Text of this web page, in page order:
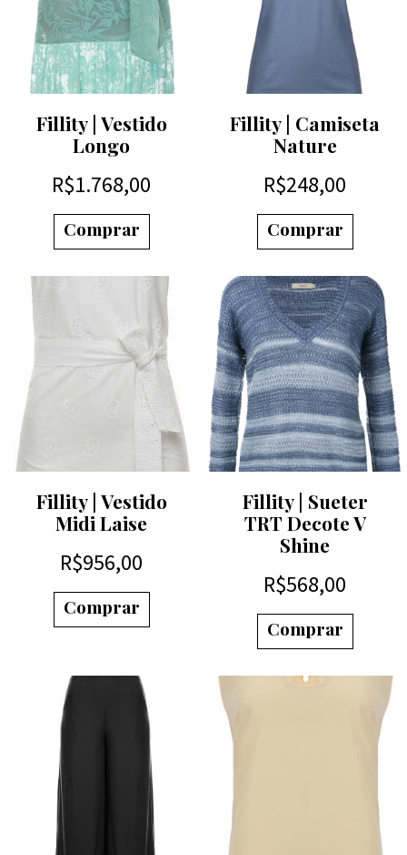
Fillity | Vestido
Longo
R$1.768,00
Comprar
Fillity | Camiseta
Nature
R$248,00
Comprar
Fillity | Vestido
Midi Laise
R$956,00
Comprar
Fillity | Sueter
TRT Decote V
Shine
R$568,00
Comprar